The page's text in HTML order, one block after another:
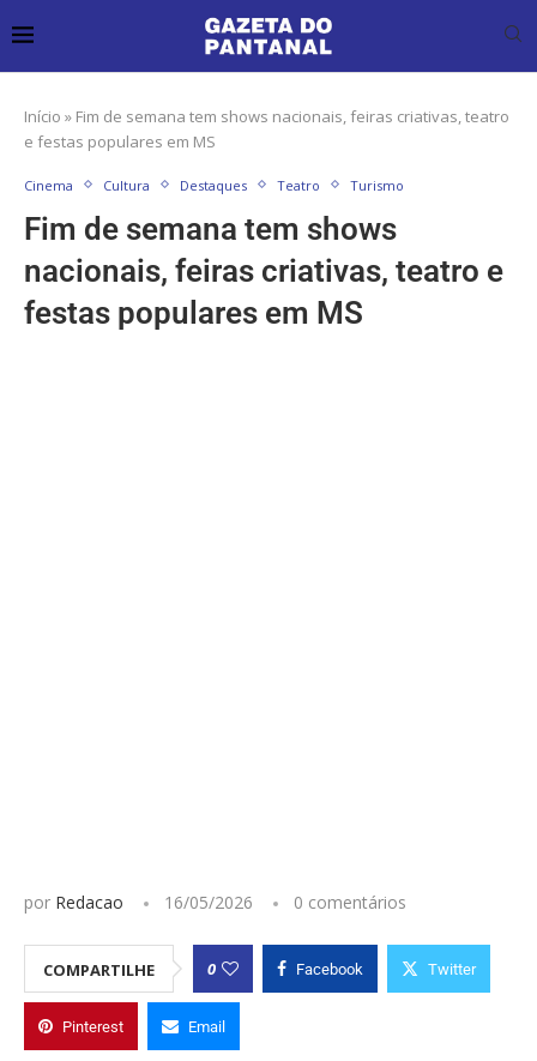
Início » Fim de semana tem shows nacionais, feiras criativas, teatro
e festas populares em MS
Cinema Cultura Destaques Teatro Turismo
Fim de semana tem shows
nacionais, feiras criativas, teatro e
festas populares em MS
por Redacao 16/05/2026 0 comentários
COMPARTILHE 0 Facebook Twitter
Pinterest Email